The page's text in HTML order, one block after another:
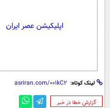
اپلیکیشن عصر ایران
لینک کوتاه:
‌گزارش خطا در خبر